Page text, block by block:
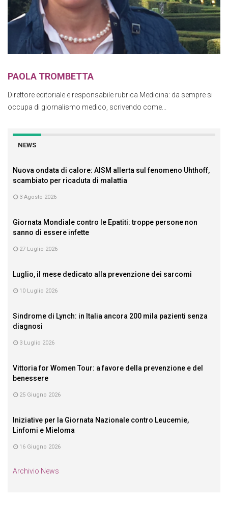
PAOLA TROMBETTA
Direttore editoriale e responsabile rubrica Medicina: da sempre si
occupa di giornalismo medico, scrivendo come...
NEWS
Nuova ondata di calore: AISM allerta sul fenomeno Uhthoff,
scambiato per ricaduta di malattia
3 Agosto 2026
Giornata Mondiale contro le Epatiti: troppe persone non
sanno di essere infette
27 Luglio 2026
Luglio, il mese dedicato alla prevenzione dei sarcomi
10 Luglio 2026
Sindrome di Lynch: in Italia ancora 200 mila pazienti senza
diagnosi
3 Luglio 2026
Vittoria for Women Tour: a favore della prevenzione e del
benessere
25 Giugno 2026
Iniziative per la Giornata Nazionale contro Leucemie,
Linfomi e Mieloma
16 Giugno 2026
Archivio News